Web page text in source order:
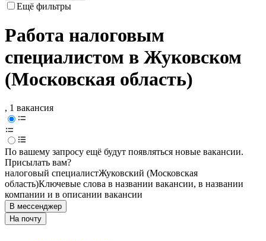
Ещё фильтры
Работа налоговым
специалистом в Жуковском
(Московская область)
, 1 вакансия
По вашему запросу ещё будут появляться новые вакансии.
Присылать вам?
налоговый специалистЖуковский (Московская
область)Ключевые слова в названии вакансии, в названии
компании и в описании вакансии
В мессенджер
На почту